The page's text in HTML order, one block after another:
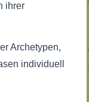
ihrer
Archetypen,
individuell